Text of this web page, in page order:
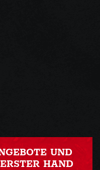
UND
HAND